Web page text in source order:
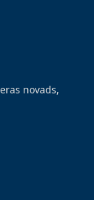
novads,